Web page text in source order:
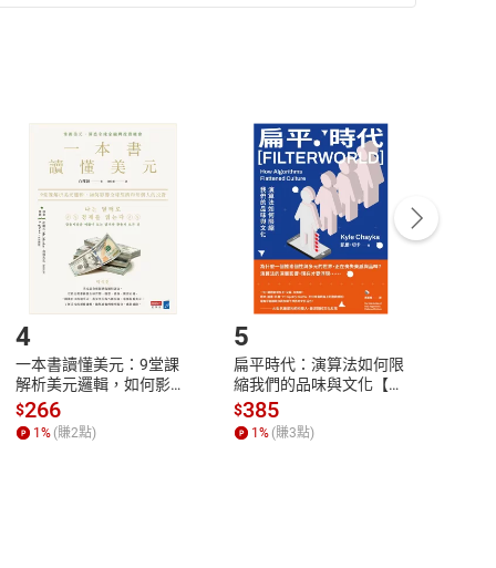
第2條第5款之規定，「非以有形媒介提供之數位
點選「瀏覽訂單明細」 「申請取消訂單/退
貨。
付款方式
Payment
完成訂單
Complete
號，下載書籍後看書
4
一本書讀懂美元：9堂課
解析美元邏輯，如何影響
全球經濟和每個人的投資
【電子書】
$266
1% (賺2點)
5
扁平時代：演算法如何限
縮我們的品味與文化【電
子書】
$385
1% (賺3點)